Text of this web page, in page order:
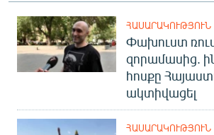
ՀԱՍԱՐԱԿՈՒԹՅՈՒՆ
Փախուստ
զորամասից.
հոսքը
ակտիվացել
ՀԱՍԱՐԱԿՈՒԹՅՈՒՆ